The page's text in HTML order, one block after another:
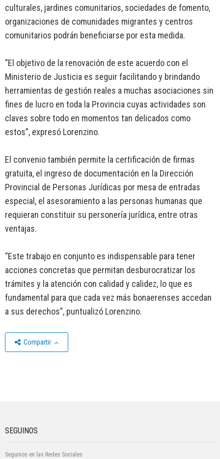
culturales, jardines comunitarios, sociedades de fomento,
organizaciones de comunidades migrantes y centros
comunitarios podrán beneficiarse por esta medida.
“El objetivo de la renovación de este acuerdo con el
Ministerio de Justicia es seguir facilitando y brindando
herramientas de gestión reales a muchas asociaciones sin
fines de lucro en toda la Provincia cuyas actividades son
claves sobre todo en momentos tan delicados como
estos”, expresó Lorenzino.
El convenio también permite la certificación de firmas
gratuita, el ingreso de documentación en la Dirección
Provincial de Personas Jurídicas por mesa de entradas
especial, el asesoramiento a las personas humanas que
requieran constituir su personería jurídica, entre otras
ventajas.
“Este trabajo en conjunto es indispensable para tener
acciones concretas que permitan desburocratizar los
trámites y la atención con calidad y calidez, lo que es
fundamental para que cada vez más bonaerenses accedan
a sus derechos”, puntualizó Lorenzino.
Compartir
SEGUINOS
Seguinos en las Redes Sociales